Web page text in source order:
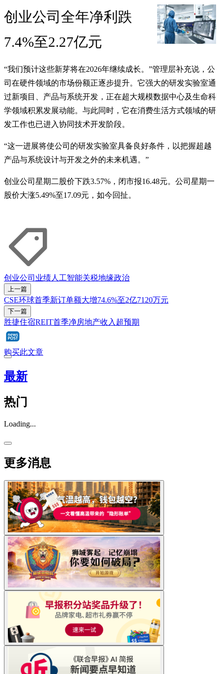
创业公司全年净利跌
7.4%至2.27亿元
“我们预计这些新芽将在2026年继续成长。”管理层补充说，公
司在硬件领域的市场份额正逐步提升。它强大的研发实验室通
过新项目、产品与系统开发，正在超大规模数据中心及生命科
学领域积累发展动能。与此同时，它在消费生活方式领域的研
发工作也已进入协同技术开发阶段。
“这一进展将使公司的研发实验室具备良好条件，以把握超越
产品与系统设计与开发之外的未来机遇。”
创业公司星期二股价下跌3.57%，闭市报16.48元。公司星期一
股价大涨5.49%至17.09元，如今回扯。
创业公司 业绩人工智能关税地缘政治
上一篇
CSE环球首季新订单额大增74.6%至2亿7120万元
下一篇
胜捷住宿REIT首季净房地产收入超预期
购买此文章
最新
热门
Loading...
更多消息